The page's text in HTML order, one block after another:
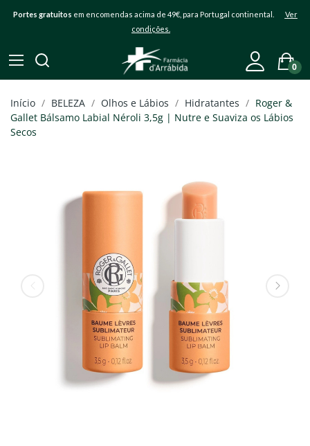
Portes gratuitos em encomendas acima de 49€, para Portugal continental. Ver
condições.
0
Início BELEZA Olhos e Lábios Hidratantes
Roger &
Gallet Bálsamo Labial Néroli 3,5g | Nutre e Suaviza os Lábios
Secos